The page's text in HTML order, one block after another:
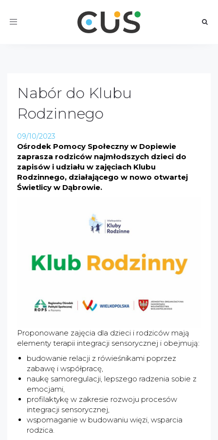
Toggle
Nabór do Klubu
Rodzinnego
09/10/2023
Ośrodek Pomocy Społeczny w Dopiewie
zaprasza rodziców najmłodszych dzieci do
zapisów i udziału w zajęciach Klubu
Rodzinnego, działającego w nowo otwartej
Świetlicy w Dąbrowie.
Proponowane zajęcia dla dzieci i rodziców mają
elementy terapii integracji sensorycznej i obejmują:
budowanie relacji z rówieśnikami poprzez
zabawę i współpracę,
naukę samoregulacji, lepszego radzenia sobie z
emocjami,
profilaktykę w zakresie rozwoju procesów
integracji sensorycznej,
wspomaganie w budowaniu więzi, wsparcia
rodzica.